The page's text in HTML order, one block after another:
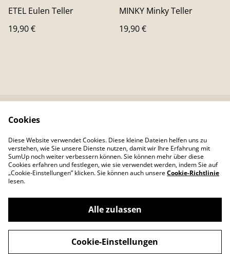
ETEL Eulen Teller
19,90 €
MINKY Minky Teller
19,90 €
Kontaktieren Sie uns
Datenschutzbestimm
ungen von SumUp
Cookie-Richtlinie
©2026Colour Your Day
powered by
Cookies
Diese Website verwendet Cookies. Diese kleine Dateien helfen uns zu
verstehen, wie Sie unsere Dienste nutzen, damit wir Ihre Erfahrung mit
SumUp noch weiter verbessern können. Sie können mehr über diese
Cookies erfahren und festlegen, wie sie verwendet werden, indem Sie auf
„Cookie-Einstellungen” klicken. Sie können auch unsereCookie-Richtlinie
lesen.
Alle zulassen
Cookie-Einstellungen